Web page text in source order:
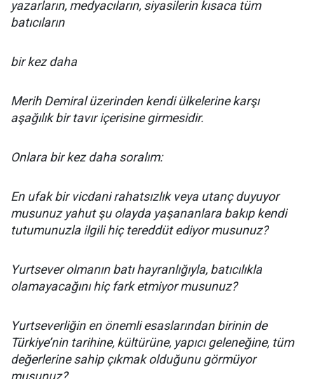
yazarların, medyacıların, siyasilerin kısaca tüm
batıcıların
bir kez daha
Merih Demiral üzerinden kendi ülkelerine karşı
aşağılık bir tavır içerisine girmesidir.
Onlara bir kez daha soralım:
En ufak bir vicdani rahatsızlık veya utanç duyuyor
musunuz yahut şu olayda yaşananlara bakıp kendi
tutumunuzla ilgili hiç tereddüt ediyor musunuz?
Yurtsever olmanın batı hayranlığıyla, batıcılıkla
olamayacağını hiç fark etmiyor musunuz?
Yurtseverliğin en önemli esaslarından birinin de
Türkiye’nin tarihine, kültürüne, yapıcı geleneğine, tüm
değerlerine sahip çıkmak olduğunu görmüyor